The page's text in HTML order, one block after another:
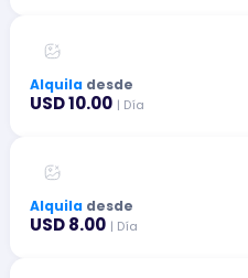
Alquila desde
USD 10.00 | Día
Alquila desde
USD 8.00 | Día